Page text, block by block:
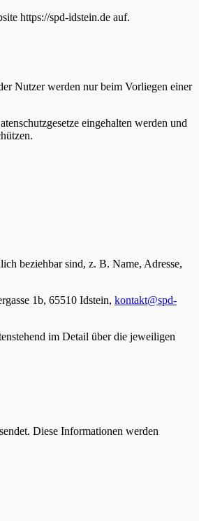
https://spd-idstein.de auf.
Nutzer werden nur beim Vorliegen einer
eingehalten werden und
beziehbar sind, z. B. Name, Adresse,
1b, 65510 Idstein, kontakt@spd-
im Detail über die jeweiligen
Diese Informationen werden